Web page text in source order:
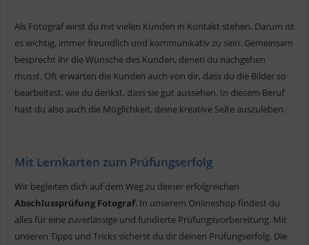
Als Fotograf wirst du mit vielen Kunden in Kontakt stehen. Darum ist
es wichtig, immer freundlich und kommunikativ zu sein. Gemeinsam
besprecht ihr die Wünsche des Kunden, denen du nachgehen
musst. Oft erwarten die Kunden auch von dir, dass du die Bilder so
bearbeitest, wie du denkst, dass sie gut aussehen. In diesem Beruf
hast du also auch die Möglichkeit, deine kreative Seite auszuleben.
Mit Lernkarten zum Prüfungserfolg
Wir begleiten dich auf dem Weg zu deiner erfolgreichen
Abschlussprüfung Fotograf. In unserem Onlineshop findest du
alles für eine zuverlässige und fundierte Prüfungsvorbereitung. Mit
unseren Tipps und Tricks sicherst du dir deinen Prüfungserfolg. Die